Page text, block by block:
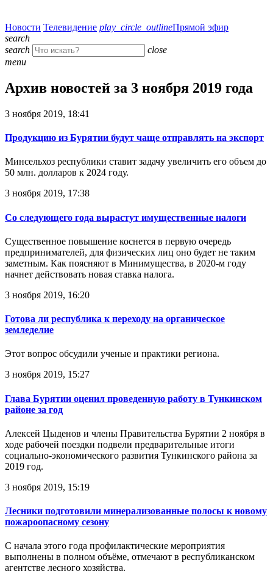
Новости Телевидение play_circle_outlineПрямой эфир
search
search
close
menu
Архив новостей за 3 ноября 2019 года
3 ноября 2019, 18:41
Продукцию из Бурятии будут чаще отправлять на экспорт
Минсельхоз республики ставит задачу увеличить его объем до
50 млн. долларов к 2024 году.
3 ноября 2019, 17:38
Со следующего года вырастут имущественные налоги
Существенное повышение коснется в первую очередь
предпринимателей, для физических лиц оно будет не таким
заметным. Как поясняют в Минимущества, в 2020-м году
начнет действовать новая ставка налога.
3 ноября 2019, 16:20
Готова ли республика к переходу на органическое
земледелие
Этот вопрос обсудили ученые и практики региона.
3 ноября 2019, 15:27
Глава Бурятии оценил проведенную работу в Тункинском
районе за год
Алексей Цыденов и члены Правительства Бурятии 2 ноября в
ходе рабочей поездки подвели предварительные итоги
социально-экономического развития Тункинского района за
2019 год.
3 ноября 2019, 15:19
Лесники подготовили минерализованные полосы к новому
пожароопасному сезону
С начала этого года профилактические мероприятия
выполнены в полном объёме, отмечают в республиканском
агентстве лесного хозяйства.